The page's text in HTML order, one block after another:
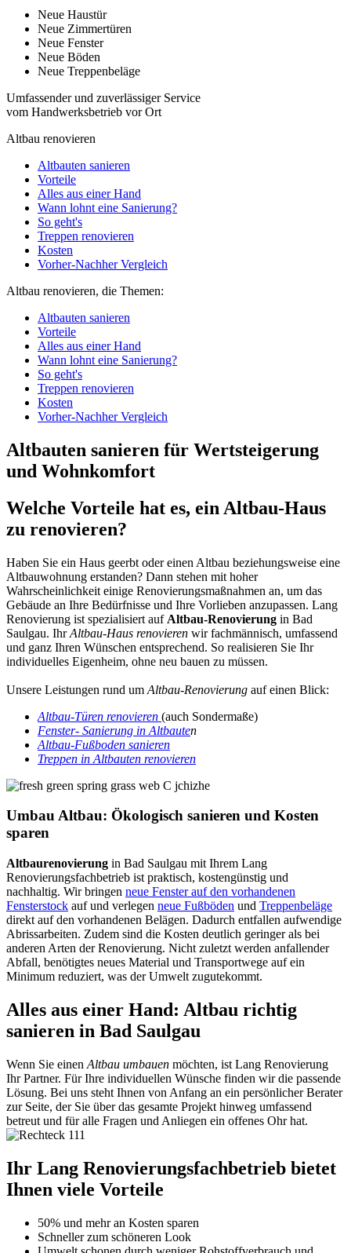
Neue Haustür
Neue Zimmertüren
Neue Fenster
Neue Böden
Neue Treppenbeläge
Umfassender und zuverlässiger Service
vom Handwerksbetrieb vor Ort
Altbau renovieren
Altbauten sanieren
Vorteile
Alles aus einer Hand
Wann lohnt eine Sanierung?
So geht's
Treppen renovieren
Kosten
Vorher-Nachher Vergleich
Altbau renovieren, die Themen:
Altbauten sanieren
Vorteile
Alles aus einer Hand
Wann lohnt eine Sanierung?
So geht's
Treppen renovieren
Kosten
Vorher-Nachher Vergleich
Altbauten sanieren für Wertsteigerung
und Wohnkomfort
Welche Vorteile hat es, ein Altbau-Haus
zu renovieren?
Haben Sie ein Haus geerbt oder einen Altbau beziehungsweise eine
Altbauwohnung erstanden? Dann stehen mit hoher
Wahrscheinlichkeit einige Renovierungsmaßnahmen an, um das
Gebäude an Ihre Bedürfnisse und Ihre Vorlieben anzupassen. Lang
Renovierung ist spezialisiert auf Altbau-Renovierung in Bad
Saulgau. IhrAltbau-Haus renovieren wir fachmännisch, umfassend
und ganz Ihren Wünschen entsprechend. So realisieren Sie Ihr
individuelles Eigenheim, ohne neu bauen zu müssen.
Unsere Leistungen rund um Altbau-Renovierung auf einen Blick:
Altbau-Türen renovieren (auch Sondermaße)
Fenster- Sanierung in Altbauten
Altbau-Fußboden sanieren
Treppen in Altbauten renovieren
Umbau Altbau: Ökologisch sanieren und Kosten
sparen
Altbaurenovierung in Bad Saulgau mit Ihrem Lang
Renovierungsfachbetrieb ist praktisch, kostengünstig und
nachhaltig. Wir bringen neue Fenster auf den vorhandenen
Fensterstock auf und verlegen neue Fußböden und Treppenbeläge
direkt auf den vorhandenen Belägen. Dadurch entfallen aufwendige
Abrissarbeiten. Zudem sind die Kosten deutlich geringer als bei
anderen Arten der Renovierung. Nicht zuletzt werden anfallender
Abfall, benötigtes neues Material und Transportwege auf ein
Minimum reduziert, was der Umwelt zugutekommt.
Alles aus einer Hand: Altbau richtig
sanieren in Bad Saulgau
Wenn Sie einen Altbau umbauen möchten, ist Lang Renovierung
Ihr Partner. Für Ihre individuellen Wünsche finden wir die passende
Lösung. Bei uns steht Ihnen von Anfang an ein persönlicher Berater
zur Seite, der Sie über das gesamte Projekt hinweg umfassend
betreut und für alle Fragen und Anliegen ein offenes Ohr hat.
Ihr Lang Renovierungsfachbetrieb bietet
Ihnen viele Vorteile
50% und mehr an Kosten sparen
Schneller zum schöneren Look